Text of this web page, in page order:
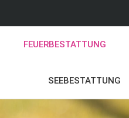
FEUERBESTATTUNG
SEEBESTATTUNG